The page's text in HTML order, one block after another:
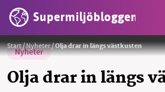
Supermiljöbloggen
Start/Nyheter/Olja drar in längs västkusten
Nyheter
Olja drar in längs